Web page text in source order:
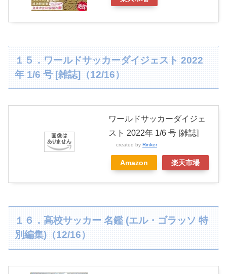
１５．ワールドサッカーダイジェスト 2022
年 1/6 号 [雑誌]（12/16）
ワールドサッカーダイジェ
スト 2022年 1/6 号 [雑誌]
created by Rinker
Amazon 楽天市場
１６．高校サッカー 名鑑 (エル・ゴラッソ 特
別編集)（12/16）